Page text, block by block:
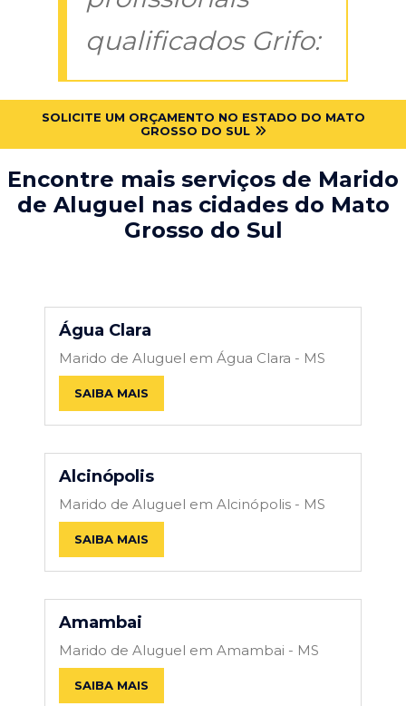
qualificados Grifo:
SOLICITE UM ORÇAMENTO NO ESTADO DO MATO
GROSSO DO SUL
Encontre mais serviços de Marido
de Aluguel nas cidades do Mato
Grosso do Sul
Água Clara
Marido de Aluguel em Água Clara - MS
SAIBA MAIS
Alcinópolis
Marido de Aluguel em Alcinópolis - MS
SAIBA MAIS
Amambai
Marido de Aluguel em Amambai - MS
SAIBA MAIS